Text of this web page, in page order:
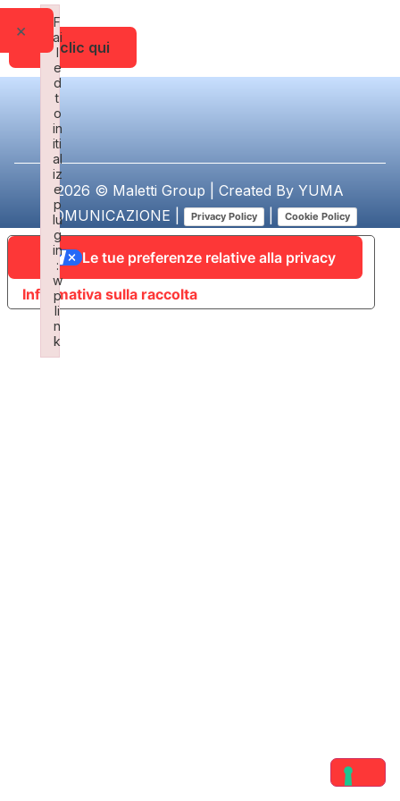
Fai clic qui
2026 © Maletti Group | Created By YUMA
COMUNICAZIONE
Privacy Policy Cookie Policy
Informativa sulla raccolta
Le tue preferenze relative alla privacy
F
ai
l
e
d
t
o
in
iti
al
iz
e
p
lu
g
in
:
w
p
li
n
k
×
Failed to initialize plugin: wplink